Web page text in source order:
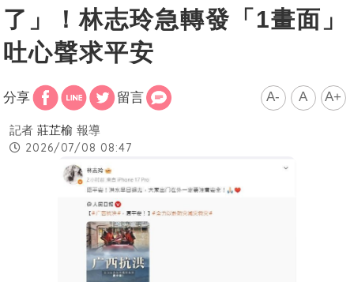
了」！林志玲急轉發「1畫面」
吐心聲求平安
分享 留言 A- A A+
記者 莊芷榆 報導
2026/07/08 08:47